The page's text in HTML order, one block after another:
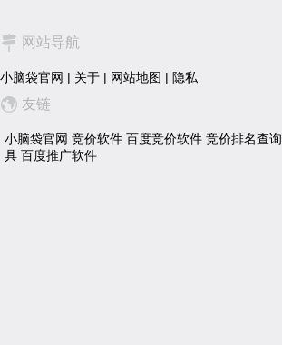
网站导航
小脑袋官网 | 关于 | 网站地图 | 隐私
友链
小脑袋官网 竞价软件 百度竞价软件 竞价排名查询
具 百度推广软件